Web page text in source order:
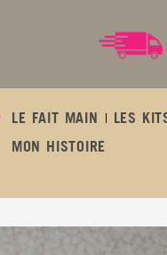
LE FAIT MAIN
LES
MON HISTOIRE